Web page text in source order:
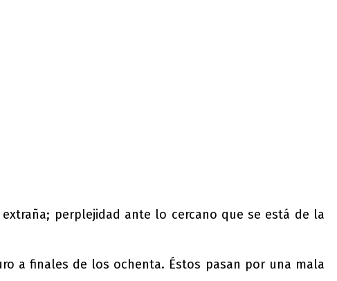
perplejidad ante lo cercano que se está de la
a finales de los ochenta. Éstos pasan por una mala